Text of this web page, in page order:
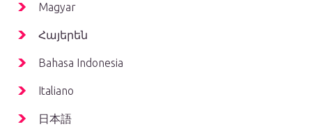
Magyar
Հայերեն
Bahasa Indonesia
Italiano
日本語